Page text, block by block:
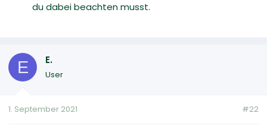
du dabei beachten musst.
E E.
User
1. September 2021 #22